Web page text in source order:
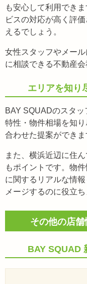
も安心して利用でき
ビスの対応が高く評
えるでしょう。
女性スタッフやメー
に相談できる不動産会
エリアを知り
BAY SQUADのスタ
特性・物件相場を知
合わせた提案ができま
また、横浜近辺に住
もポイントです。物
に関するリアルな情
メージするのに役立ち
その他の店舗
BAY SQUAD